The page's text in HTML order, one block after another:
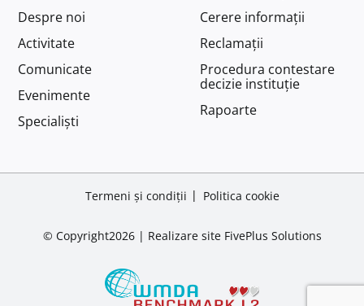
Despre noi
Activitate
Comunicate
Evenimente
Specialiști
Cerere informații
Reclamații
Procedura contestare
decizie instituție
Rapoarte
Termeni și condiții Politica cookie
© Copyright2026 | Realizare site FivePlus Solutions